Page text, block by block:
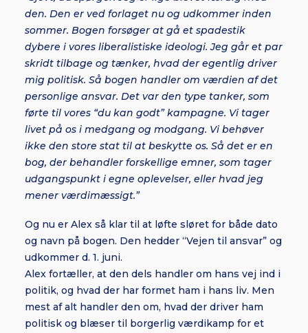
den. Den er ved forlaget nu og udkommer inden
sommer. Bogen forsøger at gå et spadestik
dybere i vores liberalistiske ideologi. Jeg går et par
skridt tilbage og tænker, hvad der egentlig driver
mig politisk. Så bogen handler om værdien af det
personlige ansvar. Det var den type tanker, som
førte til vores “du kan godt” kampagne. Vi tager
livet på os i medgang og modgang. Vi behøver
ikke den store stat til at beskytte os. Så det er en
bog, der behandler forskellige emner, som tager
udgangspunkt i egne oplevelser, eller hvad jeg
mener værdimæssigt.”
Og nu er Alex så klar til at løfte sløret for både dato
og navn på bogen. Den hedder “Vejen til ansvar” og
udkommer d. 1. juni.
Alex fortæller, at den dels handler om hans vej ind i
politik, og hvad der har formet ham i hans liv. Men
mest af alt handler den om, hvad der driver ham
politisk og blæser til borgerlig værdikamp for et